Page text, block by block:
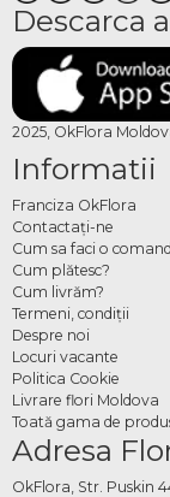
Descarca
2025, OkFlora
Informatii
Franciza OkFlora
Contactaţi-ne
Cum sa faci o
Cum plătesc?
Cum livrăm?
Termeni, condiţii
Despre noi
Locuri vacante
Politica Cookie
Livrare flori Moldova
Toată gama de
Adresa
OkFlora, Str. Puskin